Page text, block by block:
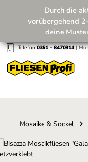
Zum Hauptinhalt springen
Durch die
vorübergehend
deine
Telefon0351 - 8470814|
Mosaike & Sockel
Bildergalerie überspringen